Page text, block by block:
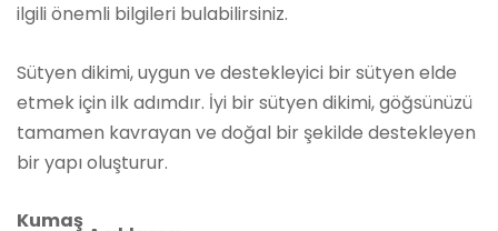
ilgili önemli bilgileri bulabilirsiniz.
Sütyen dikimi, uygun ve destekleyici bir sütyen elde
etmek için ilk adımdır. İyi bir sütyen dikimi, göğsünüzü
tamamen kavrayan ve doğal bir şekilde destekleyen
bir yapı oluşturur.
Kumaş